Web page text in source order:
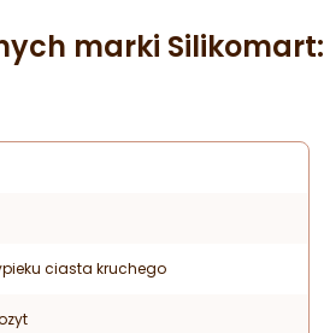
marki Silikomart:
ciasta kruchego